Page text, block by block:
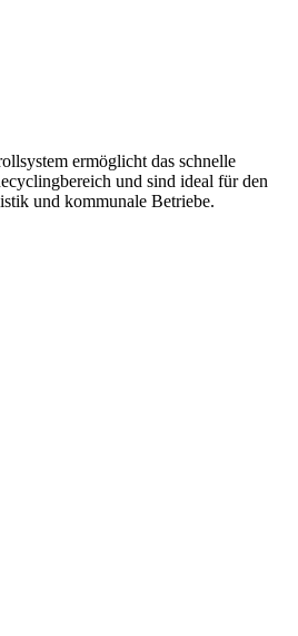
ermöglicht das schnelle
und sind ideal für den
und kommunale Betriebe.